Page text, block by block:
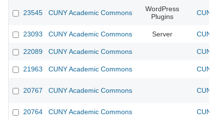
23545 CUNY Academic Commons
WordPress
Plugins
23093 CUNY Academic Commons Server
22089 CUNY Academic Commons
21963 CUNY Academic Commons
20767 CUNY Academic Commons
20764 CUNY Academic Commons